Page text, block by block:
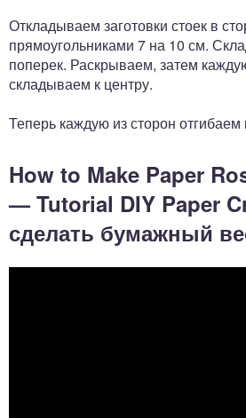
Откладываем заготовки стоек в
прямоугольниками 7 на 10 см.
поперек. Раскрываем, затем
складываем к центру.
Теперь каждую из сторон
How to Make Paper
— Tutorial DIY Paper
сделать бумажный